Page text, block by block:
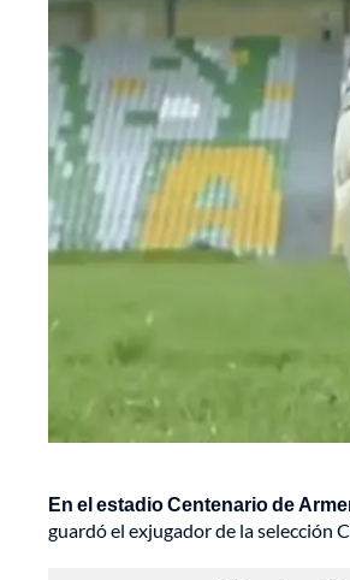
En el estadio Centenario de
guardó el exjugador de la selección